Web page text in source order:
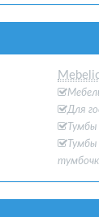
Для
Тумбы